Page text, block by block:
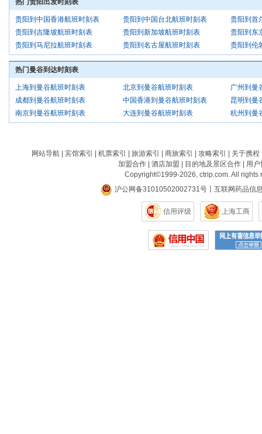
热门贵阳出发时刻表
贵阳到中国香港航班时刻表 贵阳到中国台北航班时刻表
贵阳到首
贵阳到吉隆坡航班时刻表
贵阳到新加坡航班时刻表
贵阳到东
贵阳到马尼拉航班时刻表
贵阳到名古屋航班时刻表 贵阳到伦
热门曼谷到达时刻表
上海到曼谷航班时刻表 北京到曼谷航班时刻表
广州到曼
成都到曼谷航班时刻表
中国香港到曼谷航班时刻表
昆明到曼
南京到曼谷航班时刻表
大连到曼谷航班时刻表 杭州到曼
网站导航| 宾馆索引 机票索引 旅游索引 商旅索引 攻略索引 关于携程
加盟合作
酒店加盟 目的地及景区合作
用户
Copyright©1999-2026, ctrip.com. All rights
沪公网备31010502002731号
互联网药品信
信用评级 上海工商